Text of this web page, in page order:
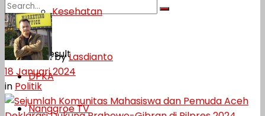
No Result
View All Result
Kesehatan
Opini
DPKA
Nanggroe TV
byLasdianto
18 Januari 2024
in Politik